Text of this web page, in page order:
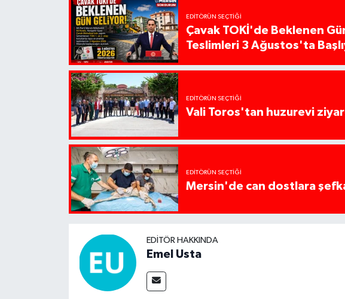
EDITÖRÜN SEÇTIĞI
Çavak TOKİ'de Beklenen
Teslimleri 3 Ağustos'ta
EDITÖRÜN SEÇTIĞI
Vali Toros'tan huzurevi
EDITÖRÜN SEÇTIĞI
Mersin'de can dostlara
EDITÖR HAKKINDA
Emel Usta